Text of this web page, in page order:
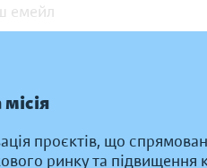
проєктів, що
ринку та підвищення